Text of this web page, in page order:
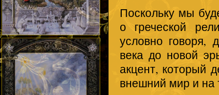
Поскольку мы
о греческой
условно говоря,
века до новой
акцент, который
внешний мир и на